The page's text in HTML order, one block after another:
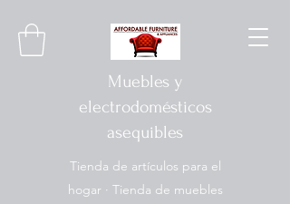
Muebles y
electrodomésticos
asequibles
Tienda de artículos para el
hogar · Tienda de muebles